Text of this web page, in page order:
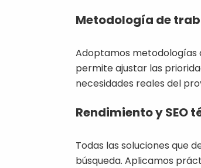
Metodología de
Adoptamos metodologías
permite ajustar las
necesidades reales del
Rendimiento y SEO
Todas las soluciones que
búsqueda. Aplicamos